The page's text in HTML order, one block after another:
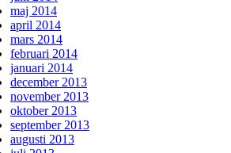
maj 2014
april 2014
mars 2014
februari 2014
januari 2014
december 2013
november 2013
oktober 2013
september 2013
augusti 2013